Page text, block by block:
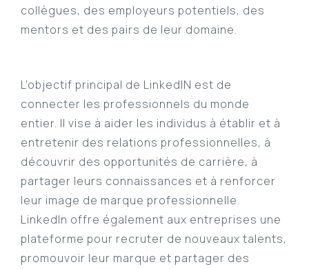
collègues, des employeurs potentiels, des
mentors et des pairs de leur domaine.
L’objectif principal de LinkedIN est de
connecter les professionnels du monde
entier. Il vise à aider les individus à établir et à
entretenir des relations professionnelles, à
découvrir des opportunités de carrière, à
partager leurs connaissances et à renforcer
leur image de marque professionnelle.
LinkedIn offre également aux entreprises une
plateforme pour recruter de nouveaux talents,
promouvoir leur marque et partager des